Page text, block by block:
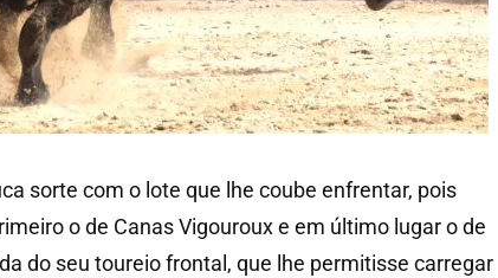
sorte com o lote que lhe coube enfrentar, pois
o de Canas Vigouroux e em último lugar o de
do seu toureio frontal, que lhe permitisse carregar